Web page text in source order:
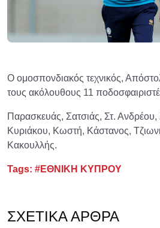
Ο ομοσπονδιακός τεχνικός,
τους ακόλουθους 11
Παρασκευάς, Σατσιάς, Στ.
Κυριάκου, Κωστή, Κάστανος,
Κακουλλής.
Tags: #ΕΘΝΙΚΗ ΚΥΠΡΟΥ
ΣΧΕΤΙΚΆ ΆΡΘΡΑ